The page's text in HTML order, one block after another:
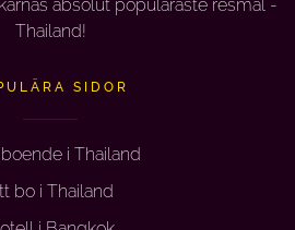
absolut populäraste resmål -
Thailand!
SIDOR
i Thailand
bo i Thailand